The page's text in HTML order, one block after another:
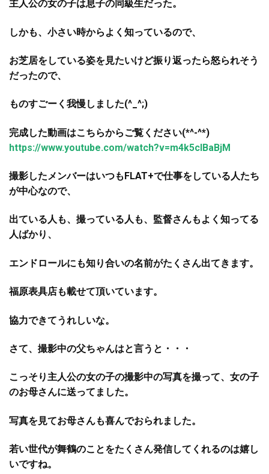
主人公の女の子は息子の同級生だった。
しかも、小さい時からよく知っているので、
お芝居をしている姿を見たいけど振り返ったら怒られそう
だったので、
ものすごーく我慢しました(^_^;)
完成した動画はこちらからご覧ください(*^-^*)
https://www.youtube.com/watch?v=m4k5cIBaBjM
撮影したメンバーはいつもFLAT+で仕事をしている人たち
が中心なので、
出ている人も、撮っている人も、監督さんもよく知ってる
人ばかり、
エンドロールにも知り合いの名前がたくさん出てきます。
福原表具店も載せて頂いています。
協力できてうれしいな。
さて、撮影中の父ちゃんはと言うと・・・
こっそり主人公の女の子の撮影中の写真を撮って、女の子
のお母さんに送ってました。
写真を見てお母さんも喜んでおられました。
若い世代が舞鶴のことをたくさん発信してくれるのは嬉し
いですね。